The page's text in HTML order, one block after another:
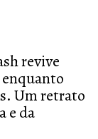
revive
Um retrato
e da